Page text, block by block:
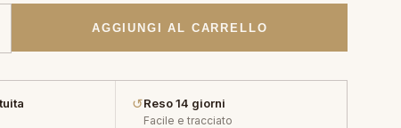
a
58,00 €
AGGIUNGI AL CARRELLO
↺Reso 14 giorni
Facile e tracciato